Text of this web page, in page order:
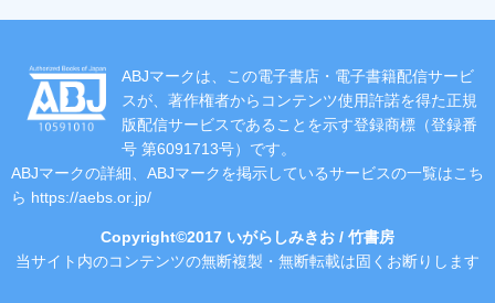
ABJマークは、この電子書店・電子書籍配信サービ
スが、著作権者からコンテンツ使用許諾を得た正規
版配信サービスであることを示す登録商標（登録番
号 第6091713号）です。
ABJマークの詳細、ABJマークを掲示しているサービスの一覧はこち
ら https://aebs.or.jp/
Copyright©2017 いがらしみきお / 竹書房
当サイト内のコンテンツの無断複製・無断転載は固くお断りします